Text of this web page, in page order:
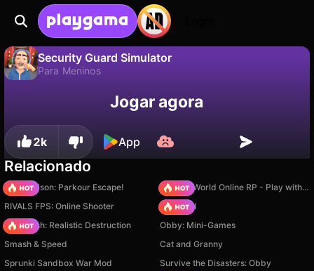
Security Guard Simulator
Para Meninos
Salve o progresso!Jogar agora
2k App
Relacionado
Barry Prison: Parkour Escape!
Sprunki World Online RP - Play with Friends!
RIVALS FPS: Online Shooter
TB World
Car Crush: Realistic Destruction
Obby: Mini-Games
Smash & Speed
Cat and Granny
Sprunki Sandbox War Mod
Survive the Disasters: Obby